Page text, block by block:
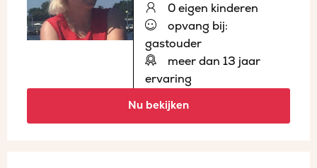
0 eigen kinderen
opvang bij:
gastouder
meer dan 13 jaar
ervaring
Nu bekijken